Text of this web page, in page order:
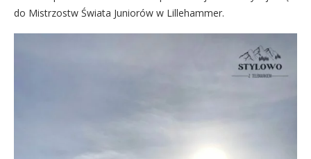
do Mistrzostw Świata Juniorów w Lillehammer.